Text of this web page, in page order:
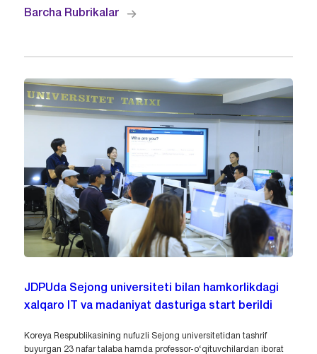
Barcha Rubrikalar
JDPUda Sejong universiteti bilan hamkorlikdagi
xalqaro IT va madaniyat dasturiga start berildi
Koreya Respublikasining nufuzli Sejong universitetidan tashrif
buyurgan 23 nafar talaba hamda professor-o‘qituvchilardan iborat